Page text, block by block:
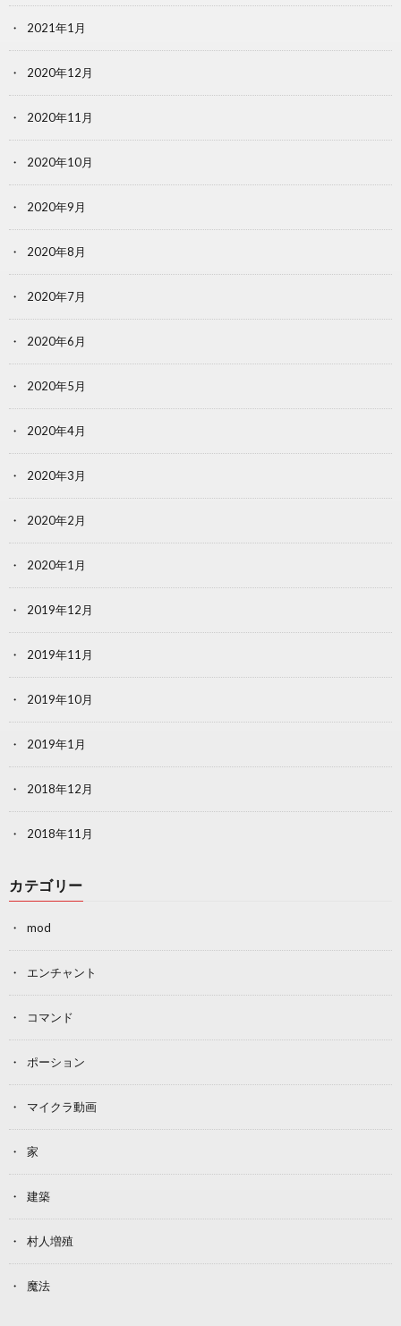
2021年1月
2020年12月
2020年11月
2020年10月
2020年9月
2020年8月
2020年7月
2020年6月
2020年5月
2020年4月
2020年3月
2020年2月
2020年1月
2019年12月
2019年11月
2019年10月
2019年1月
2018年12月
2018年11月
カテゴリー
mod
エンチャント
コマンド
ポーション
マイクラ動画
家
建築
村人増殖
魔法